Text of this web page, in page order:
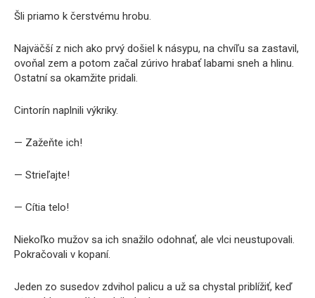
Šli priamo k čerstvému hrobu.
Najväčší z nich ako prvý došiel k násypu, na chvíľu sa zastavil,
ovoňal zem a potom začal zúrivo hrabať labami sneh a hlinu.
Ostatní sa okamžite pridali.
Cintorín naplnili výkriky.
— Zažeňte ich!
— Strieľajte!
— Cítia telo!
Niekoľko mužov sa ich snažilo odohnať, ale vlci neustupovali.
Pokračovali v kopaní.
Jeden zo susedov zdvihol palicu a už sa chystal priblížiť, keď